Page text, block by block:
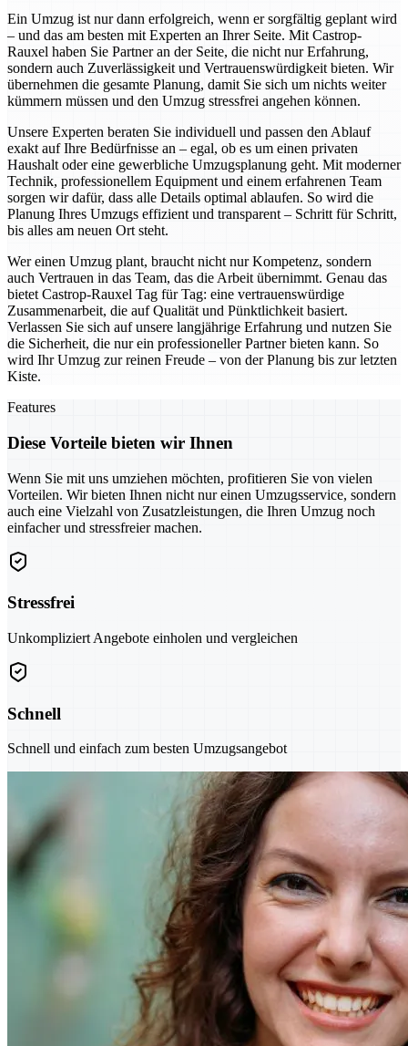
Ein Umzug ist nur dann erfolgreich, wenn er sorgfältig geplant wird
– und das am besten mit Experten an Ihrer Seite. Mit Castrop-
Rauxel haben Sie Partner an der Seite, die nicht nur Erfahrung,
sondern auch Zuverlässigkeit und Vertrauenswürdigkeit bieten. Wir
übernehmen die gesamte Planung, damit Sie sich um nichts weiter
kümmern müssen und den Umzug stressfrei angehen können.
Unsere Experten beraten Sie individuell und passen den Ablauf
exakt auf Ihre Bedürfnisse an – egal, ob es um einen privaten
Haushalt oder eine gewerbliche Umzugsplanung geht. Mit moderner
Technik, professionellem Equipment und einem erfahrenen Team
sorgen wir dafür, dass alle Details optimal ablaufen. So wird die
Planung Ihres Umzugs effizient und transparent – Schritt für Schritt,
bis alles am neuen Ort steht.
Wer einen Umzug plant, braucht nicht nur Kompetenz, sondern
auch Vertrauen in das Team, das die Arbeit übernimmt. Genau das
bietet Castrop-Rauxel Tag für Tag: eine vertrauenswürdige
Zusammenarbeit, die auf Qualität und Pünktlichkeit basiert.
Verlassen Sie sich auf unsere langjährige Erfahrung und nutzen Sie
die Sicherheit, die nur ein professioneller Partner bieten kann. So
wird Ihr Umzug zur reinen Freude – von der Planung bis zur letzten
Kiste.
Features
Diese Vorteile bieten wir Ihnen
Wenn Sie mit uns umziehen möchten, profitieren Sie von vielen
Vorteilen. Wir bieten Ihnen nicht nur einen Umzugsservice, sondern
auch eine Vielzahl von Zusatzleistungen, die Ihren Umzug noch
einfacher und stressfreier machen.
Stressfrei
Unkompliziert Angebote einholen und vergleichen
Schnell
Schnell und einfach zum besten Umzugsangebot